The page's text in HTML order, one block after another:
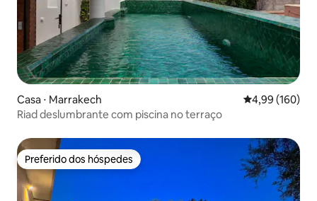
Casa ⋅ Marrakech 4,99 de uma
4,99 (160)
Riad deslumbrante com piscina no terraço
Preferido dos hóspedes
Preferido dos hóspedes